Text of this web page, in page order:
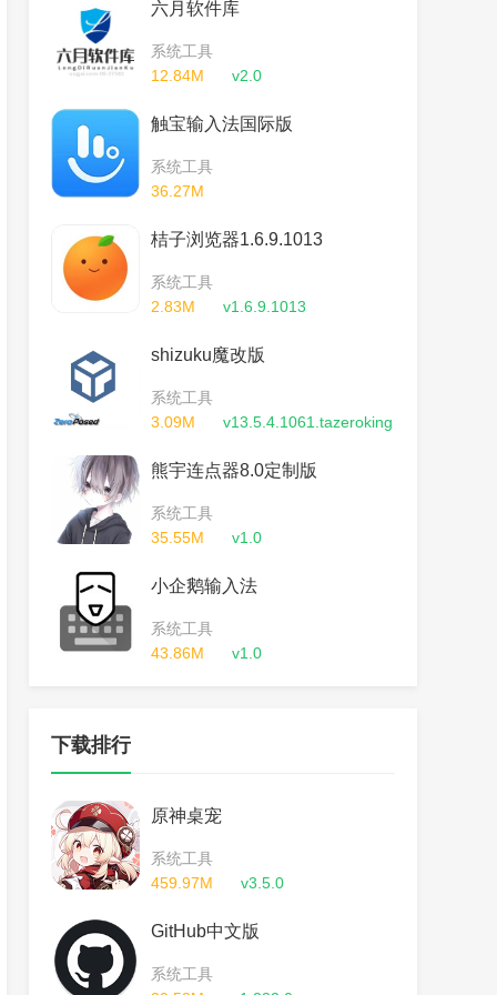
六月软件库
系统工具
12.84M
v2.0
触宝输入法国际版
系统工具
36.27M
桔子浏览器1.6.9.1013
系统工具
2.83M
v1.6.9.1013
shizuku魔改版
系统工具
3.09M
v13.5.4.1061.tazeroking
熊宇连点器8.0定制版
系统工具
35.55M
v1.0
小企鹅输入法
系统工具
43.86M
v1.0
下载排行
原神桌宠
系统工具
459.97M
v3.5.0
GitHub中文版
系统工具